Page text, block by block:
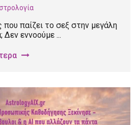
που παίζει το σεξ στην μεγάλη
Δεν εννοούμε ...